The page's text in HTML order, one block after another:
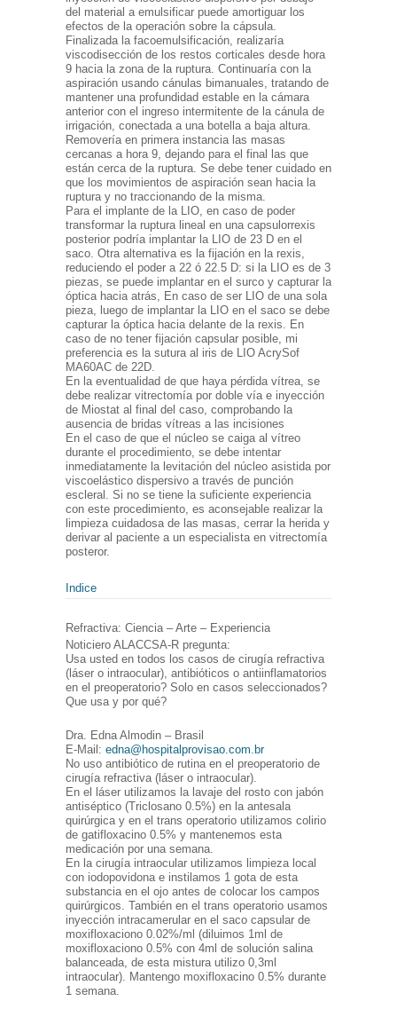
del material a emulsificar puede amortiguar los
efectos de la operación sobre la cápsula.
Finalizada la facoemulsificación, realizaría
viscodisección de los restos corticales desde hora
9 hacia la zona de la ruptura. Continuaría con la
aspiración usando cánulas bimanuales, tratando de
mantener una profundidad estable en la cámara
anterior con el ingreso intermitente de la cánula de
irrigación, conectada a una botella a baja altura.
Removería en primera instancia las masas
cercanas a hora 9, dejando para el final las que
están cerca de la ruptura. Se debe tener cuidado en
que los movimientos de aspiración sean hacia la
ruptura y no traccionando de la misma.
Para el implante de la LIO, en caso de poder
transformar la ruptura lineal en una capsulorrexis
posterior podría implantar la LIO de 23 D en el
saco. Otra alternativa es la fijación en la rexis,
reduciendo el poder a 22 ó 22.5 D: si la LIO es de 3
piezas, se puede implantar en el surco y capturar la
óptica hacia atrás, En caso de ser LIO de una sola
pieza, luego de implantar la LIO en el saco se debe
capturar la óptica hacia delante de la rexis. En
caso de no tener fijación capsular posible, mi
preferencia es la sutura al iris de LIO AcrySof
MA60AC de 22D.
En la eventualidad de que haya pérdida vítrea, se
debe realizar vitrectomía por doble vía e inyección
de Miostat al final del caso, comprobando la
ausencia de bridas vítreas a las incisiones
En el caso de que el núcleo se caiga al vítreo
durante el procedimiento, se debe intentar
inmediatamente la levitación del núcleo asistida por
viscoelástico dispersivo a través de punción
escleral. Si no se tiene la suficiente experiencia
con este procedimiento, es aconsejable realizar la
limpieza cuidadosa de las masas, cerrar la herida y
derivar al paciente a un especialista en vitrectomía
posteror.
Indice
Refractiva: Ciencia – Arte – Experiencia
Noticiero ALACCSA-R pregunta:
Usa usted en todos los casos de cirugía refractiva
(láser o intraocular), antibióticos o antiinflamatorios
en el preoperatorio? Solo en casos seleccionados?
Que usa y por qué?
Dra. Edna Almodin – Brasil
E-Mail: edna@hospitalprovisao.com.br
No uso antibiótico de rutina en el preoperatorio de
cirugía refractiva (láser o intraocular).
En el láser utilizamos la lavaje del rosto con jabón
antiséptico (Triclosano 0.5%) en la antesala
quirúrgica y en el trans operatorio utilizamos colirio
de gatifloxacino 0.5% y mantenemos esta
medicación por una semana.
En la cirugía intraocular utilizamos limpieza local
con iodopovidona e instilamos 1 gota de esta
substancia en el ojo antes de colocar los campos
quirúrgicos. También en el trans operatorio usamos
inyección intracamerular en el saco capsular de
moxifloxaciono 0.02%/ml (diluimos 1ml de
moxifloxaciono 0.5% con 4ml de solución salina
balanceada, de esta mistura utilizo 0,3ml
intraocular). Mantengo moxifloxacino 0.5% durante
1 semana.